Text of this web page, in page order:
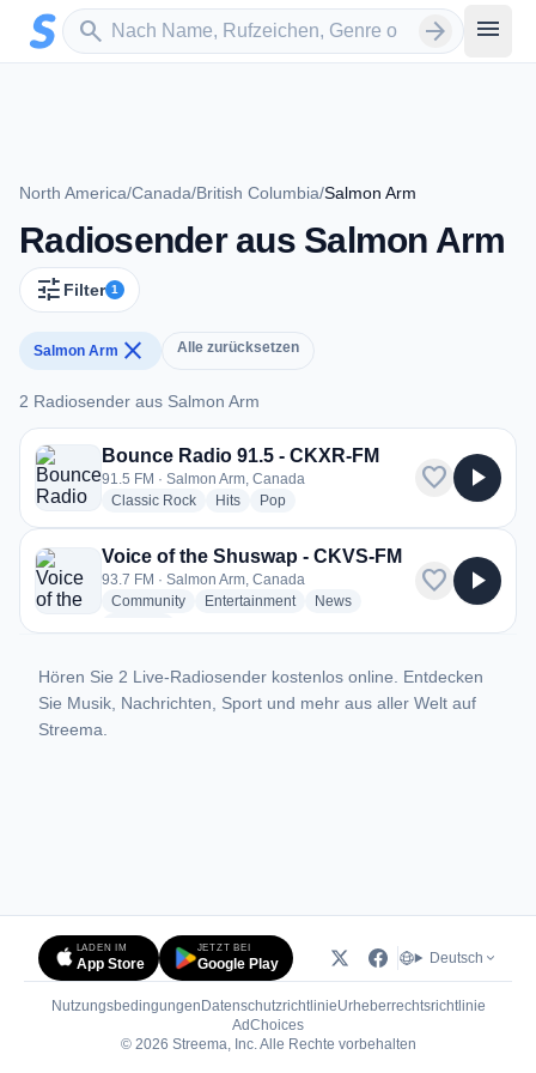
Zum Hauptinhalt springen
search
Sender suchen arrow_forward menu
North America/Canada/British Columbia/Salmon Arm
Radiosender aus Salmon Arm
tune Filter 1
Salmon Arm close Alle zurücksetzen
2 Radiosender aus Salmon Arm
2 Radiosender aus Salmon Arm
Bounce Radio 91.5 - CKXR-FM
91.5 FM · Salmon Arm, Canada
Classic Rockradio stations
Hitsradio stations
Popradio stations
favorite play_arrow
Voice of the Shuswap - CKVS-FM
93.7 FM · Salmon Arm, Canada
Communityradio stations
Entertainmentradio stations
Newsradio stations
favorite play_arrow
Hören Sie 2 Live-Radiosender kostenlos online. Entdecken
Sie Musik, Nachrichten, Sport und mehr aus aller Welt auf
Streema.
LADEN IM
App Store
JETZT BEI
Google Play Deutsch
Nutzungsbedingungen DatenschutzrichtlinieUrheberrechtsrichtlinie
AdChoices(öffnet in neuem Tab)
© 2026 Streema, Inc. Alle Rechte vorbehalten